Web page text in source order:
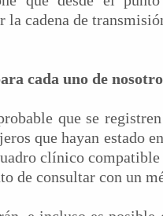
la cadena de
cada uno de
que se
que hayan estado
clínico
de consultar con un